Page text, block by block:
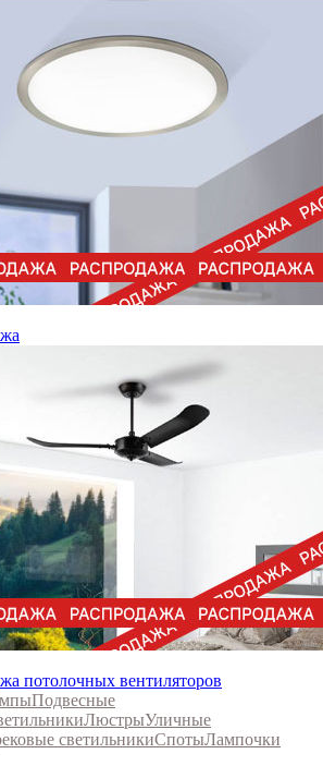
потолочных вентиляторов
Подвесные
ЛюстрыУличные
светильникиСпотыЛампочки